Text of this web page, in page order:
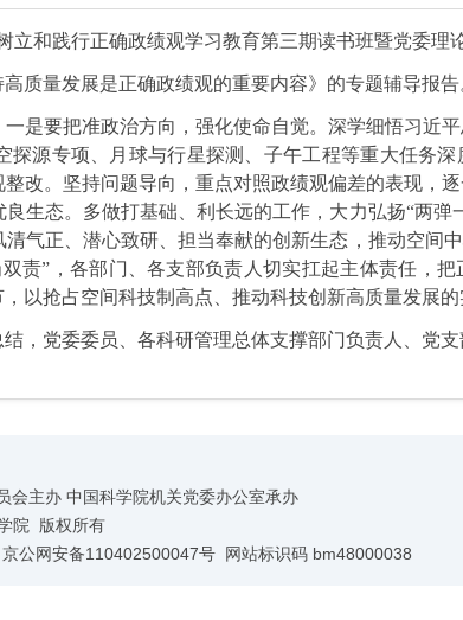
立和践行正确政绩观学习教育第三期读书班暨党委理
质量发展是正确政绩观的重要内容》的专题辅导报告
是要把准政治方向，强化使命自觉。深学细悟习近
源专项、月球与行星探测、子午工程等重大任务
改。坚持问题导向，重点对照政绩观偏差的表现，
生态。多做打基础、利长远的工作，大力弘扬“两弹
气正、潜心致研、担当奉献的创新生态，推动空间
责”，各部门、各支部负责人切实扛起主体责任，
以抢占空间科技制高点、推动科技创新高质量发展的
，党委委员、各科研管理总体支撑部门负责人、党支
会主办 中国科学院机关党委办公室承办
院 版权所有
京公网安备110402500047号 网站标识码 bm48000038